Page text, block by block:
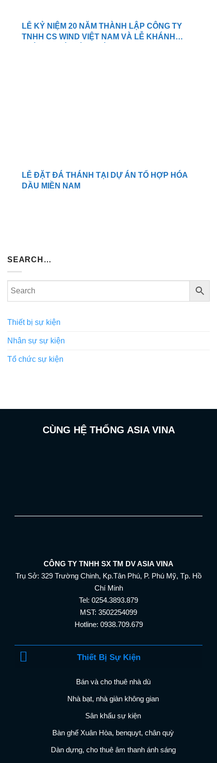
LỄ KỶ NIỆM 20 NĂM THÀNH LẬP CÔNG TY
TNHH CS WIND VIỆT NAM VÀ LỄ KHÁNH
LỄ ĐẶT ĐÁ THÁNH TẠI DỰ ÁN TỔ HỢP HÓA
DẦU MIỀN NAM
SEARCH…
Thiết bị sự kiện
Nhân sự sự kiện
Tổ chức sự kiện
CÙNG HỆ THỐNG ASIA VINA
CÔNG TY TNHH SX TM DV ASIA VINA
Trụ Sở: 329 Trường Chinh, Kp.Tân Phú, P. Phú Mỹ, Tp. Hồ
Chí Minh
Tel: 0254.3893.879
MST: 3502254099
Hotline: 0938.709.679
Thiết Bị Sự Kiện
Bán và cho thuê nhà dù
Nhà bạt, nhà giàn không gian
Sân khấu sự kiện
Bàn ghế Xuân Hòa, benquyt, chân quỳ
Dàn dựng, cho thuê âm thanh ánh sáng